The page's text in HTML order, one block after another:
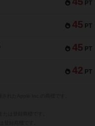
PT
45 PT
45 PT
42 PT